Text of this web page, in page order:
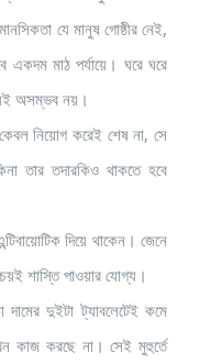
যে মানুষ গোষ্ঠীর নেই,
একদম মাঠ পর্যায়ে। ঘরে ঘরে
অসম্ভব নয়।
নিয়োগ করেই শেষ না, সে
তার তদারকিও থাকতে হবে
দিয়ে থাকেন। জেনে
শাস্তি পাওয়ার যোগ্য।
দুইটা ট্যাবলেটেই কমে
কাজ করছে না। সেই মুহুর্তে